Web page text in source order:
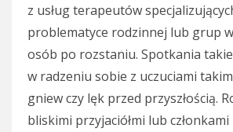
z usług terapeutów
problematyce rodzinnej lub grup
osób po rozstaniu. Spotkania
w radzeniu sobie z uczuciami
gniew czy lęk przed przyszłością.
bliskimi przyjaciółmi lub